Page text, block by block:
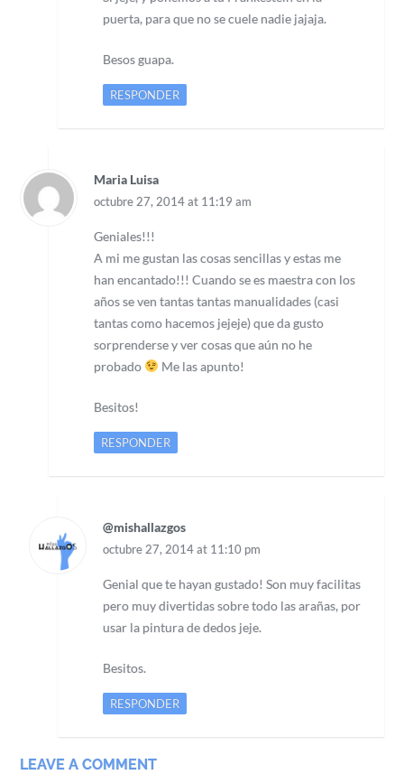
puerta, para que no se cuele nadie jajaja.
Besos guapa.
RESPONDER
Maria Luisa
octubre 27, 2014 at 11:19 am
Geniales!!!
A mi me gustan las cosas sencillas y estas me
han encantado!!! Cuando se es maestra con los
años se ven tantas tantas manualidades (casi
tantas como hacemos jejeje) que da gusto
sorprenderse y ver cosas que aún no he
probado
Me las apunto!
Besitos!
RESPONDER
@mishallazgos
octubre 27, 2014 at 11:10 pm
Genial que te hayan gustado! Son muy facilitas
pero muy divertidas sobre todo las arañas, por
usar la pintura de dedos jeje.
Besitos.
RESPONDER
LEAVE A COMMENT